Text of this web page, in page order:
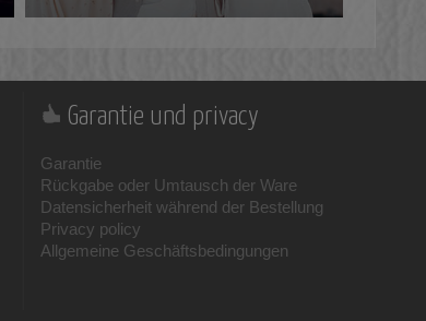
Garantie und privacy
Garantie
Rückgabe oder Umtausch der Ware
Datensicherheit während der Bestellung
Privacy policy
Allgemeine Geschäftsbedingungen